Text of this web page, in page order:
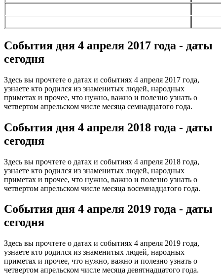
События дня 4 апреля 2017 года - даты
сегодня
Здесь вы прочтете о датах и событиях 4 апреля 2017 года,
узнаете кто родился из знаменитых людей, народных
приметах и прочее, что нужно, важно и полезно узнать о
четвертом апрельском числе месяца семнадцатого года.
События дня 4 апреля 2018 года - даты
сегодня
Здесь вы прочтете о датах и событиях 4 апреля 2018 года,
узнаете кто родился из знаменитых людей, народных
приметах и прочее, что нужно, важно и полезно узнать о
четвертом апрельском числе месяца восемнадцатого года.
События дня 4 апреля 2019 года - даты
сегодня
Здесь вы прочтете о датах и событиях 4 апреля 2019 года,
узнаете кто родился из знаменитых людей, народных
приметах и прочее, что нужно, важно и полезно узнать о
четвертом апрельском числе месяца девятнадцатого года.